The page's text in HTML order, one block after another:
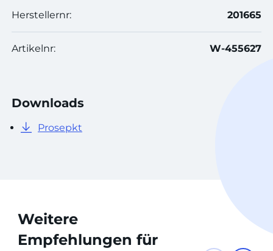
Herstellernr: 201665
Artikelnr: W-455627
Downloads
Prosepkt
Weitere
Empfehlungen für